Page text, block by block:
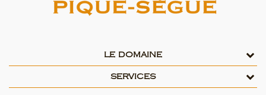
LE DOMAINE
SERVICES